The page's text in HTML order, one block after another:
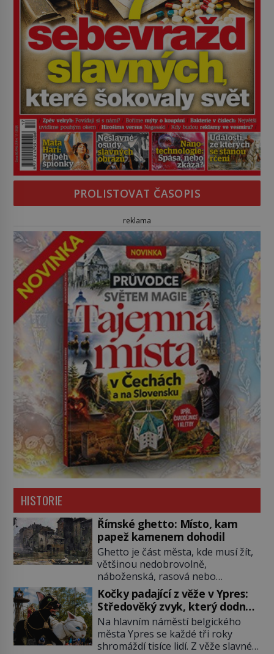
PROLISTOVAT ČASOPIS
reklama
HISTORIE
Římské ghetto: Místo, kam
papež kamenem dohodil
Ghetto je část města, kde musí žít,
většinou nedobrovolně,
náboženská, rasová nebo
národnostní menšina obyvatel.
Bohaté historické zkušenosti mají s
takovým životem Židé. Už od
středověku jsou totiž v každou
chvíli nuceni v nějakém žít. Mezi ty
nejslavnější patří i římské ghetto
Kočky padající z věže v Ypres:
Středověký zvyk, který dodnes
budí rozpaky
Na hlavním náměstí belgického
města Ypres se každé tři roky
shromáždí tisíce lidí. Z věže slavné